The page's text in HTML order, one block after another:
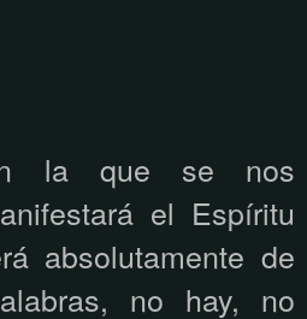
la que se nos
el Espíritu
absolutamente de
no hay, no